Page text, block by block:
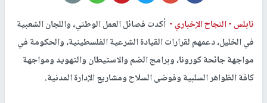
نابلس -النجاح الإخباري - أكدت فصائل العمل الوطني، واللجان الشعبية
في الخليل، دعمهم لقرارات القيادة الشرعية الفلسطينية، والحكومة في
مواجهة جائحة كورونا، وبرامج الضم والاستيطان والتهويد ومواجهة
كافة الظواهر السلبية وفوضى السلاح ومشاريع الإدارة المدنية.